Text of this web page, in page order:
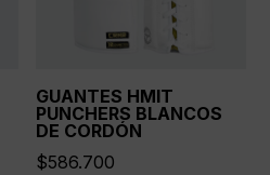
GUANTES HMIT
PUNCHERS BLANCOS
DE CORDÓN
$586.700